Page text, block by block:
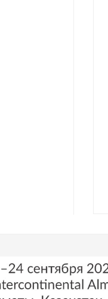
управлением ИИ.